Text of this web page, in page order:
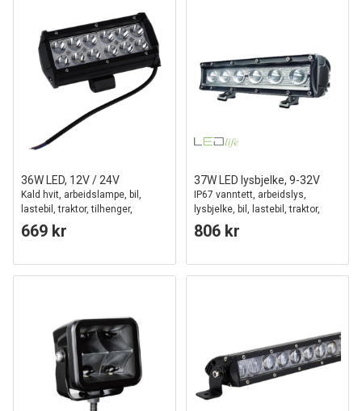
36W LED, 12V / 24V
Kald hvit, arbeidslampe, bil,
lastebil, traktor, tilhenger,
utrykningskjøretøy
669 kr
37W LED lysbjelke, 9-32V
IP67 vanntett, arbeidslys,
lysbjelke, bil, lastebil, traktor,
tilhenger, fokusert lys
806 kr